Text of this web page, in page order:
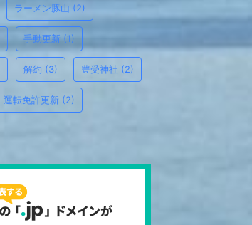
ラーメン豚山 (2)
手動更新(1)
解約 (3) 豊受神社 (2)
運転免許更新 (2)